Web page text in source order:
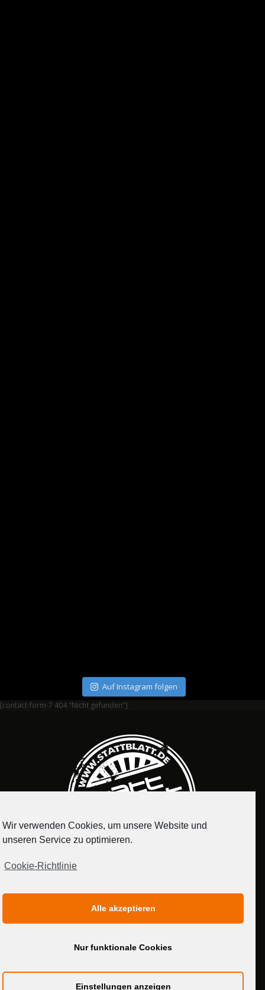
Auf Instagram folgen
[contact-form-7 404 "Nicht gefunden"]
MEDIADATEN
Wir verwenden Cookies, um unsere Website und
unseren Service zu optimieren.
Cookie-Richtlinie
Alle akzeptieren
Nur funktionale Cookies
Einstellungen anzeigen